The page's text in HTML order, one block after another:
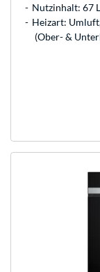
Nutzinhalt: 67
Heizart:
(Ober- &